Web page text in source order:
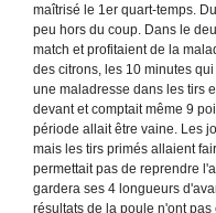
maîtrisé le 1er quart-temps.
peu hors du coup. Dans le
match et profitaient de la
des citrons, les 10 minutes
une maladresse dans les tirs
devant et comptait même 9
période allait être vaine. Les
mais les tirs primés allaient
permettait pas de reprendre
gardera ses 4 longueurs
résultats de la poule n'ont